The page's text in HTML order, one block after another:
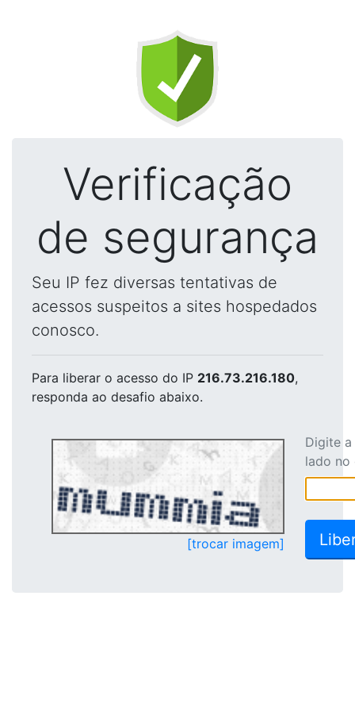
Verificação
de segurança
Seu IP fez diversas tentativas de
acessos suspeitos a sites hospedados
conosco.
Para liberar o acesso do IP 216.73.216.180,
responda ao desafio abaixo.
[trocar imagem]
Digite
lado no